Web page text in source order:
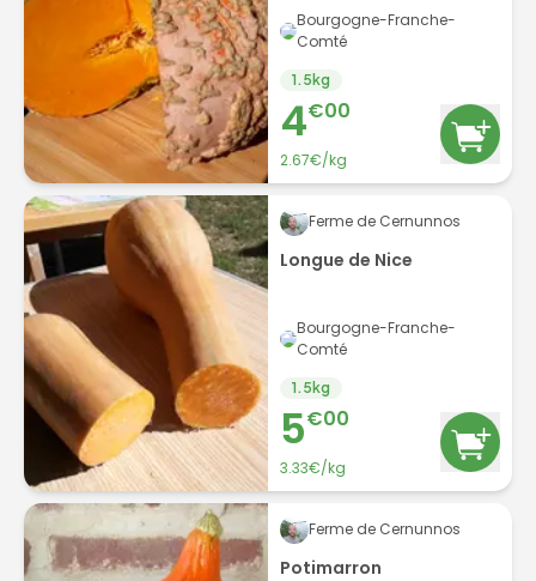
Bourgogne-Franche-
Comté
1.5 kg
4€00
2.67€/kg
Ferme de Cernunnos
Longue de Nice
Bourgogne-Franche-
Comté
1.5 kg
5€00
3.33€/kg
Ferme de Cernunnos
Potimarron